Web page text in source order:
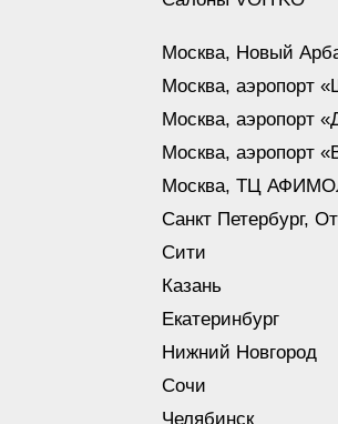
Москва, Новый
Москва, аэропорт
Москва, аэропорт
Москва, аэропорт
Москва, ТЦ
Санкт Петербург,
Сити
Казань
Екатеринбург
Нижний Новгород
Сочи
Челябинск